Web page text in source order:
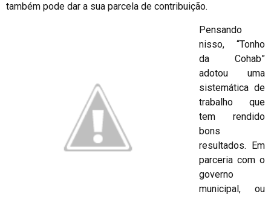
também pode dar a sua parcela de contribuição.
Pensando
nisso, “Tonho
da Cohab”
adotou uma
sistemática de
trabalho que
tem rendido
bons
resultados. Em
parceria com o
governo
municipal, ou